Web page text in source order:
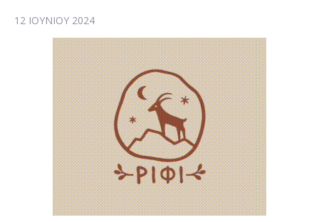
12 ΙΟΥΝΊΟΥ 2024